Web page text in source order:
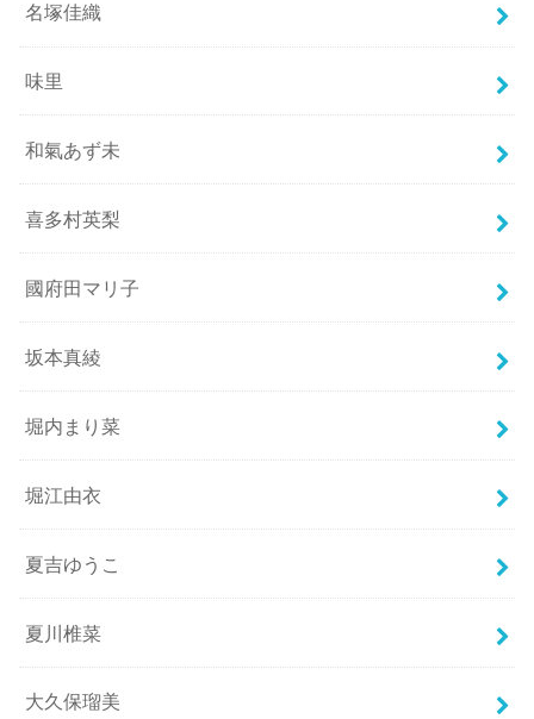
名塚佳織
味里
和氣あず未
喜多村英梨
國府田マリ子
坂本真綾
堀内まり菜
堀江由衣
夏吉ゆうこ
夏川椎菜
大久保瑠美